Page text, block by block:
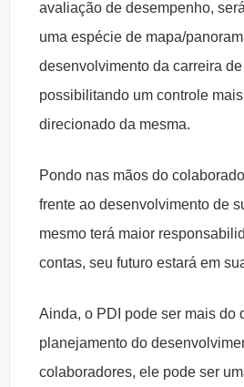
avaliação de desempenho,
uma espécie de mapa/
desenvolvimento da carreira
possibilitando um controle
direcionado da mesma.
Pondo nas mãos do
frente ao desenvolvimento de
mesmo terá maior
contas, seu futuro estará em
Ainda, o PDI pode ser mais do
planejamento do
colaboradores, ele pode ser